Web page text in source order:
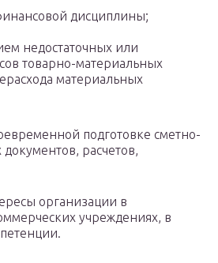
дисциплины;
недостаточных или
товарно-материальных
материальных
подготовке сметно-
расчетов,
организации в
учреждениях, в